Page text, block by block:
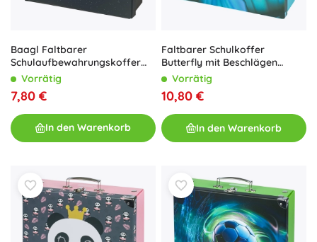
Baagl Faltbarer
Schulaufbewahrungskoffer
Raumschiff
Vorrätig
7,80 €
In den Warenkorb
Faltbarer Schulkoffer
Butterfly mit Beschlägen
BAAGL
Vorrätig
10,80 €
In den Warenkorb